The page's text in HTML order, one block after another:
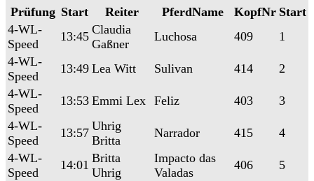
Prüfung Start Reiter PferdName KopfNr Start
4-WL-
Speed
13:45 Claudia
Gaßner
Luchosa 409
1
4-WL-
Speed
13:49 Lea Witt Sulivan 414
2
4-WL-
Speed
13:53 Emmi Lex Feliz 403
3
4-WL-
Speed
13:57 Uhrig
Britta
Narrador 415
4
4-WL-
Speed
14:01 Britta
Uhrig
Impacto das
Valadas
406
5